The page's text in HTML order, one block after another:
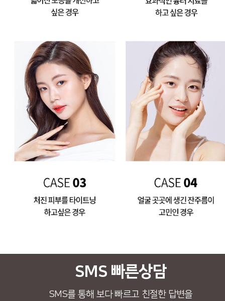
SMS 빠른상담
SMS를 통해 보다 빠르고 친절한 답변을